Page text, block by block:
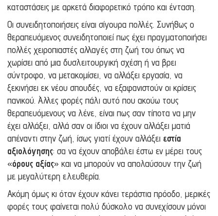
καταστάσεις με αρκετά διαφορετικό τρόπο και ένταση.
Οι συνειδητοποιήσεις είναι σίγουρα πολλές. Συνήθως ο
θεραπευόμενος συνειδητοποιεί πως έχει πραγματοποιήσει
πολλές χειροπιαστές αλλαγές στη ζωή του όπως να
χωρίσει από μια δυσλειτουργική σχέση ή να βρει
σύντροφο, να μετακομίσει, να αλλάξει εργασία, να
ξεκινήσει εκ νέου σπουδές, να εξαφανιστούν οι κρίσεις
πανικού. Άλλες φορές πάλι αυτό που ακούω τους
θεραπευόμενους να λένε, είναι πως σαν τίποτα να μην
έχει αλλάξει, αλλά σαν οι ίδιοι να έχουν αλλάξει ματιά
απέναντι στην ζωή, ίσως γιατί έχουν αλλάξει εστία
αξιολόγησης: σα να έχουν αποβάλει έστω εν μέρει τους
«όρους αξίας» και να μπορούν να απολαύσουν την ζωή
με μεγαλύτερη ελευθερία.
Ακόμη όμως κι όταν έχουν κάνει τεράστια πρόοδο, μερικές
φορές τους φαίνεται πολύ δύσκολο να συνεχίσουν μόνοι